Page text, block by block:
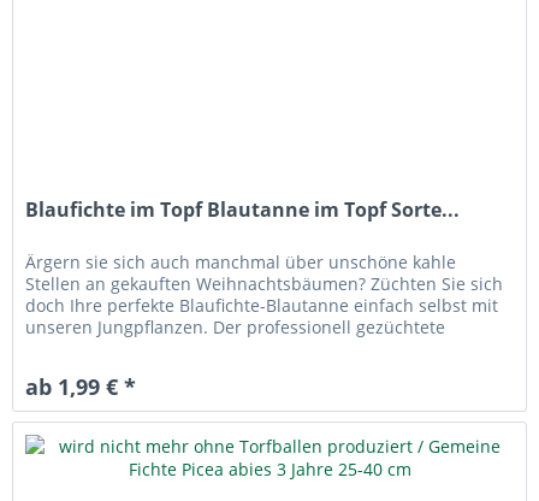
Blaufichte im Topf Blautanne im Topf Sorte...
Ärgern sie sich auch manchmal über unschöne kahle
Stellen an gekauften Weihnachtsbäumen? Züchten Sie sich
doch Ihre perfekte Blaufichte-Blautanne einfach selbst mit
unseren Jungpflanzen. Der professionell gezüchtete
ab 1,99 € *